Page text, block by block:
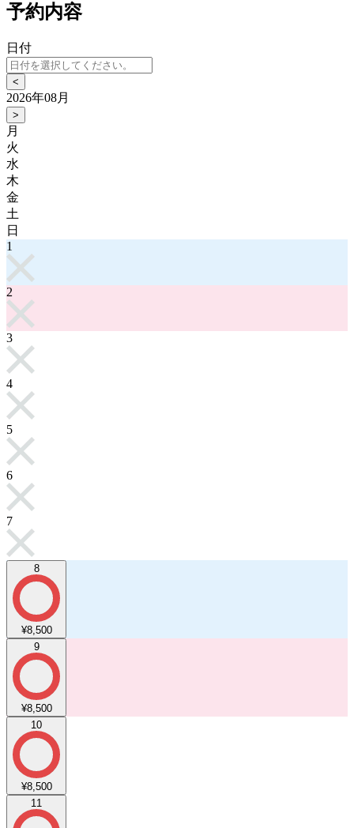
予約内容
日付
<
2026年08月
>
月
火
水
木
金
土
日
1
2
3
4
5
6
7
8
¥8,500
9
¥8,500
10
¥8,500
11